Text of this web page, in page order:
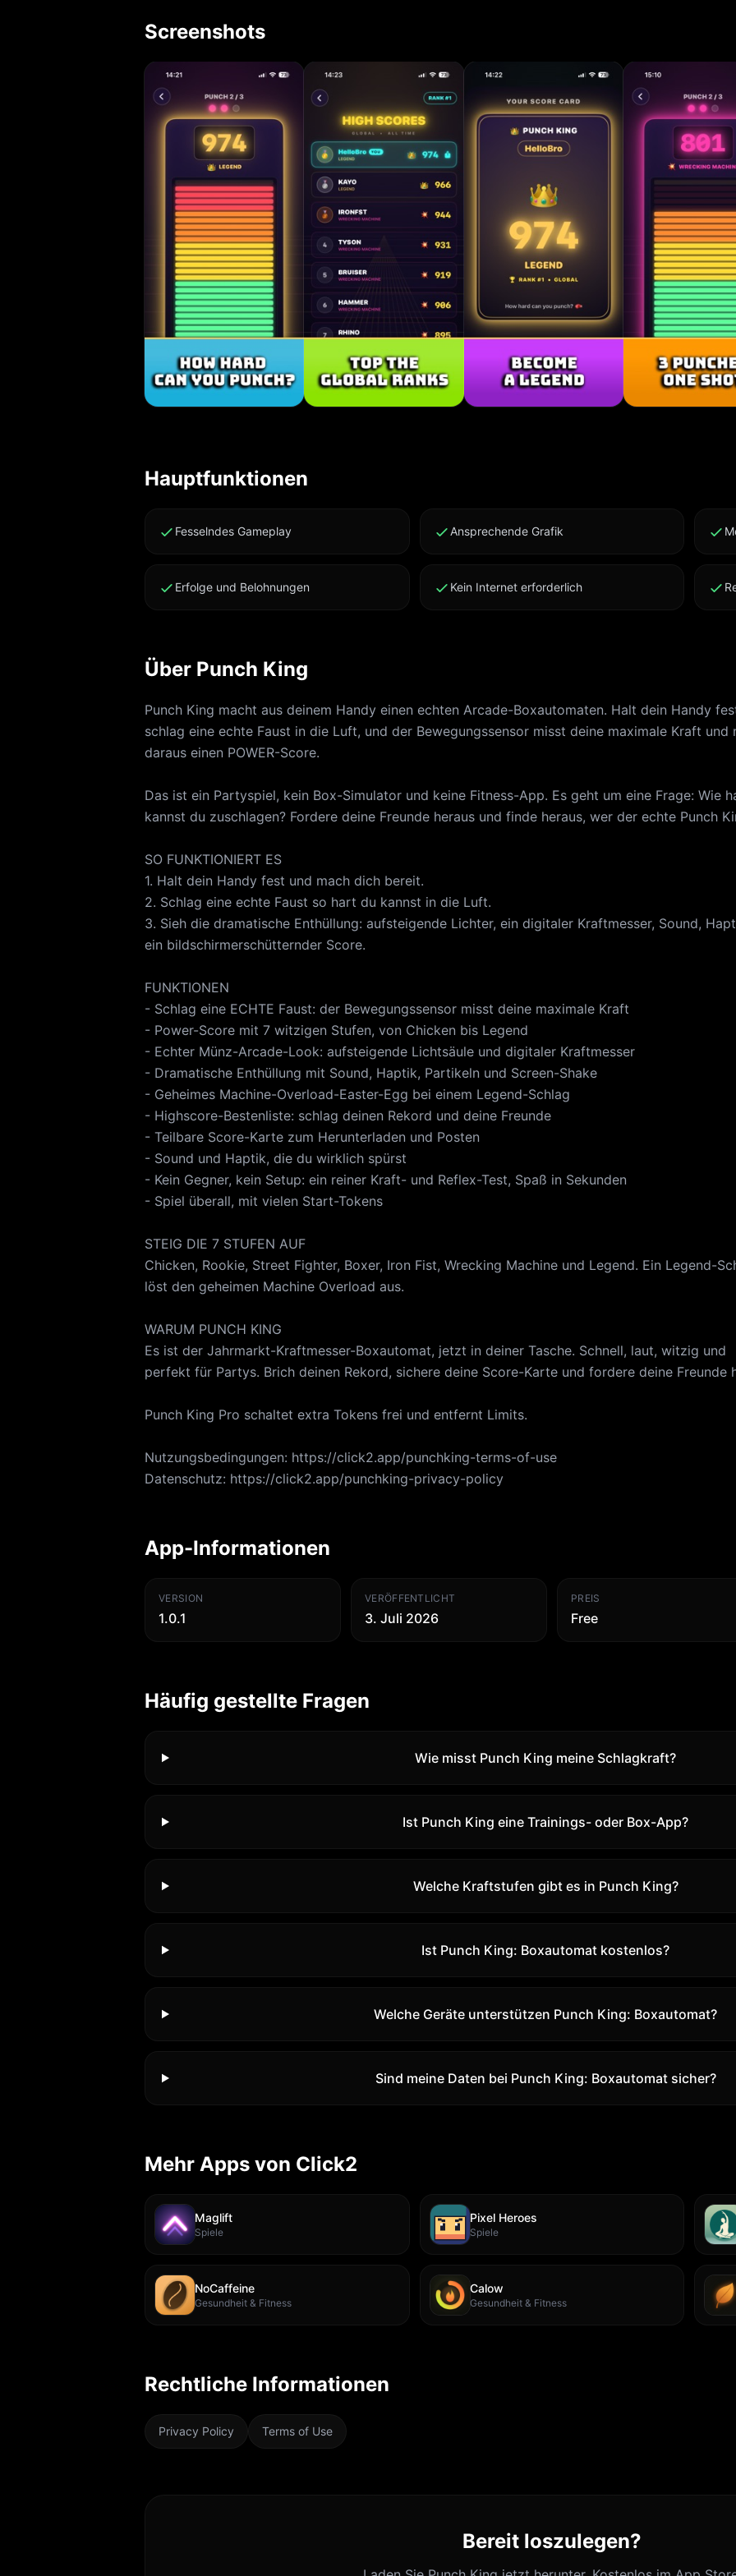
aufsteigende Lichter, ein digitaler Kraftmesser, Sound, Haptik und ein
bildschirmerschütternder Score. FUNKTIONEN - Schlag eine ECHTE Faust: der
Bewegungssensor misst deine maximale Kraft - Power-Score mit 7
Stufen, von Chicken bis Legend - Echter Münz-Arcade-Look:
Lichtsäule und digitaler Kraftmesser - Dramatische Enthüllung mit
Haptik, Partikeln und Screen-Shake - Geheimes Machine-Overload-
bei einem Legend-Schlag - Highscore-Bestenliste: schlag deinen
deine Freunde - Teilbare Score-Karte zum Herunterladen und Posten -
und Haptik, die du wirklich spürst - Kein Gegner, kein Setup: ein reiner
und Reflex-Test, Spaß in Sekunden - Spiel überall, mit vielen Start-
STEIG DIE 7 STUFEN AUF Chicken, Rookie, Street Fighter, Boxer, Iron
Wrecking Machine und Legend. Ein Legend-Schlag löst den geheimen
Overload aus. WARUM PUNCH KING Es ist der Jahrmarkt-Kraftmesser-
Boxautomat, jetzt in deiner Tasche. Schnell, laut, witzig und perfekt
Brich deinen Rekord, sichere deine Score-Karte und fordere deine
heraus. Punch King Pro schaltet extra Tokens frei und entfernt Limits.
Nutzungsbedingungen: https://click2.app/punchking-terms-of-use
Screenshots
Hauptfunktionen
Fesselndes Gameplay Ansprechende Grafik
Erfolge und Belohnungen Kein Internet erforderlich
Über Punch King
Punch King macht aus deinem Handy einen echten Arcade-Boxautomaten. Halt dein Handy
schlag eine echte Faust in die Luft, und der Bewegungssensor misst deine maximale Kraft und
daraus einen POWER-Score.
Das ist ein Partyspiel, kein Box-Simulator und keine Fitness-App. Es geht um eine Frage: Wie
kannst du zuschlagen? Fordere deine Freunde heraus und finde heraus, wer der echte Punch
SO FUNKTIONIERT ES
1. Halt dein Handy fest und mach dich bereit.
2. Schlag eine echte Faust so hart du kannst in die Luft.
3. Sieh die dramatische Enthüllung: aufsteigende Lichter, ein digitaler Kraftmesser, Sound,
ein bildschirmerschütternder Score.
FUNKTIONEN
- Schlag eine ECHTE Faust: der Bewegungssensor misst deine maximale Kraft
- Power-Score mit 7 witzigen Stufen, von Chicken bis Legend
- Echter Münz-Arcade-Look: aufsteigende Lichtsäule und digitaler Kraftmesser
- Dramatische Enthüllung mit Sound, Haptik, Partikeln und Screen-Shake
- Geheimes Machine-Overload-Easter-Egg bei einem Legend-Schlag
- Highscore-Bestenliste: schlag deinen Rekord und deine Freunde
- Teilbare Score-Karte zum Herunterladen und Posten
- Sound und Haptik, die du wirklich spürst
- Kein Gegner, kein Setup: ein reiner Kraft- und Reflex-Test, Spaß in Sekunden
- Spiel überall, mit vielen Start-Tokens
STEIG DIE 7 STUFEN AUF
Chicken, Rookie, Street Fighter, Boxer, Iron Fist, Wrecking Machine und Legend. Ein Legend-
löst den geheimen Machine Overload aus.
WARUM PUNCH KING
Es ist der Jahrmarkt-Kraftmesser-Boxautomat, jetzt in deiner Tasche. Schnell, laut, witzig und
perfekt für Partys. Brich deinen Rekord, sichere deine Score-Karte und fordere deine Freunde
Punch King Pro schaltet extra Tokens frei und entfernt Limits.
Nutzungsbedingungen: https://click2.app/punchking-terms-of-use
Datenschutz: https://click2.app/punchking-privacy-policy
App-Informationen
VERSION
1.0.1
VERÖFFENTLICHT
3. Juli 2026
PREIS
Free
Häufig gestellte Fragen
Wie misst Punch King meine Schlagkraft?
Ist Punch King eine Trainings- oder Box-App?
Welche Kraftstufen gibt es in Punch King?
Ist Punch King: Boxautomat kostenlos?
Welche Geräte unterstützen Punch King: Boxautomat?
Sind meine Daten bei Punch King: Boxautomat sicher?
Mehr Apps von Click2
Maglift
Spiele
Pixel Heroes
Spiele
NoCaffeine
Gesundheit & Fitness
Calow
Gesundheit & Fitness
Rechtliche Informationen
Privacy Policy Terms of Use
Bereit loszulegen?